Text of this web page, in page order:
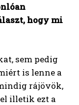
hogy mi
sem pedig
is lenne a
rájövök,
illetik ezt a